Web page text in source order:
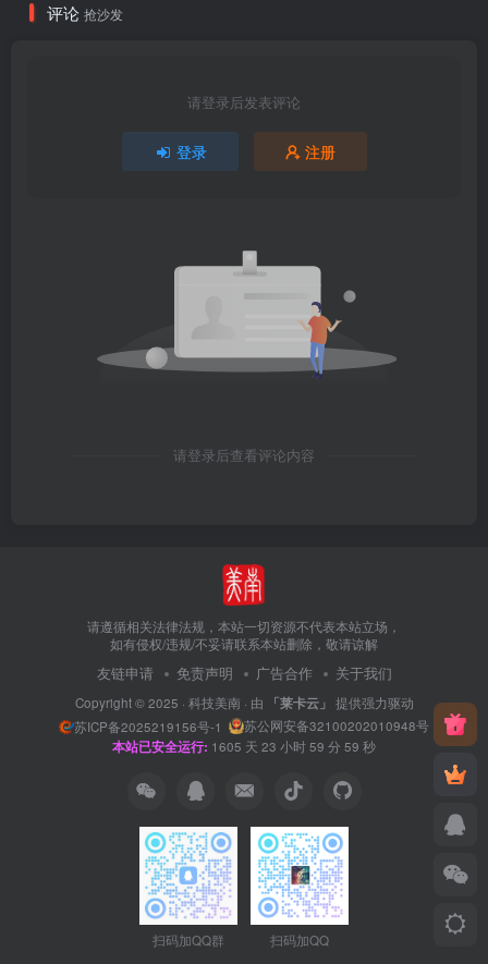
评论 抢沙发
请登录后发表评论
登录 注册
请登录后查看评论内容
请遵循相关法律法规，本站一切资源不代表本站立场，
如有侵权/违规/不妥请联系本站删除，敬请谅解
友链申请 免责声明 广告合作 关于我们
Copyright © 2025 · 科技美南 · 由 「莱卡云」 提供强力驱动
苏ICP备2025219156号-1
苏公网安备32100202010948号
本站已安全运行:1606天0小时0分 0秒
扫码加QQ群 扫码加QQ